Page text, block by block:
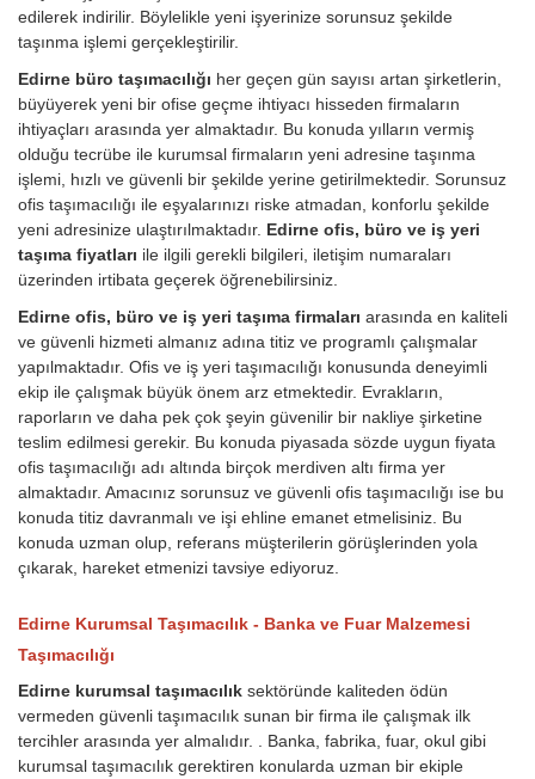
edilerek indirilir. Böylelikle yeni işyerinize sorunsuz şekilde
taşınma işlemi gerçekleştirilir.
Edirne büro taşımacılığı her geçen gün sayısı artan şirketlerin,
büyüyerek yeni bir ofise geçme ihtiyacı hisseden firmaların
ihtiyaçları arasında yer almaktadır. Bu konuda yılların vermiş
olduğu tecrübe ile kurumsal firmaların yeni adresine taşınma
işlemi, hızlı ve güvenli bir şekilde yerine getirilmektedir. Sorunsuz
ofis taşımacılığı ile eşyalarınızı riske atmadan, konforlu şekilde
yeni adresinize ulaştırılmaktadır. Edirne ofis, büro ve iş yeri
taşıma fiyatları ile ilgili gerekli bilgileri, iletişim numaraları
üzerinden irtibata geçerek öğrenebilirsiniz.
Edirne ofis, büro ve iş yeri taşıma firmaları arasında en kaliteli
ve güvenli hizmeti almanız adına titiz ve programlı çalışmalar
yapılmaktadır. Ofis ve iş yeri taşımacılığı konusunda deneyimli
ekip ile çalışmak büyük önem arz etmektedir. Evrakların,
raporların ve daha pek çok şeyin güvenilir bir nakliye şirketine
teslim edilmesi gerekir. Bu konuda piyasada sözde uygun fiyata
ofis taşımacılığı adı altında birçok merdiven altı firma yer
almaktadır. Amacınız sorunsuz ve güvenli ofis taşımacılığı ise bu
konuda titiz davranmalı ve işi ehline emanet etmelisiniz. Bu
konuda uzman olup, referans müşterilerin görüşlerinden yola
çıkarak, hareket etmenizi tavsiye ediyoruz.
Edirne Kurumsal Taşımacılık - Banka ve Fuar Malzemesi
Taşımacılığı
Edirne kurumsal taşımacılık sektöründe kaliteden ödün
vermeden güvenli taşımacılık sunan bir firma ile çalışmak ilk
tercihler arasında yer almalıdır. . Banka, fabrika, fuar, okul gibi
kurumsal taşımacılık gerektiren konularda uzman bir ekiple